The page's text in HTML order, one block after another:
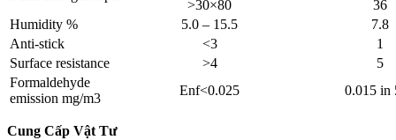
>30×80
36
Humidity %
5.0 – 15.5
7.8
Anti-stick
<3
1
Surface resistance
>4
5
Formaldehyde
emission mg/m3
Enf<0.025 0.015 in
Cung Cấp Vật Tư